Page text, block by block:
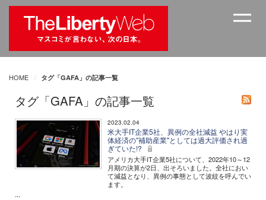
HOME タグ「GAFA」の記事一覧
タグ「GAFA」の記事一覧
2023.02.04
米大手IT企業5社、異例の全社減益 やはり実
体経済の"補助産業"としては過大評価され過
ぎていた!?
アメリカ大手IT企業5社について、2022年10～12
月期の決算が2日、出そろいました。全社におい
て減益となり、異例の事態として波紋を呼んでい
ます。
...